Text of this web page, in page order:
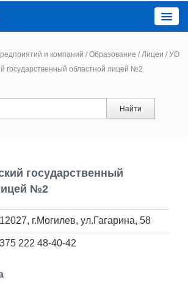
и компаний / Образование / Лицеи /УО
государственный областной лицей №2
Найти
государственный
№2
г.Могилев, ул.Гагарина, 58
222 48-40-42